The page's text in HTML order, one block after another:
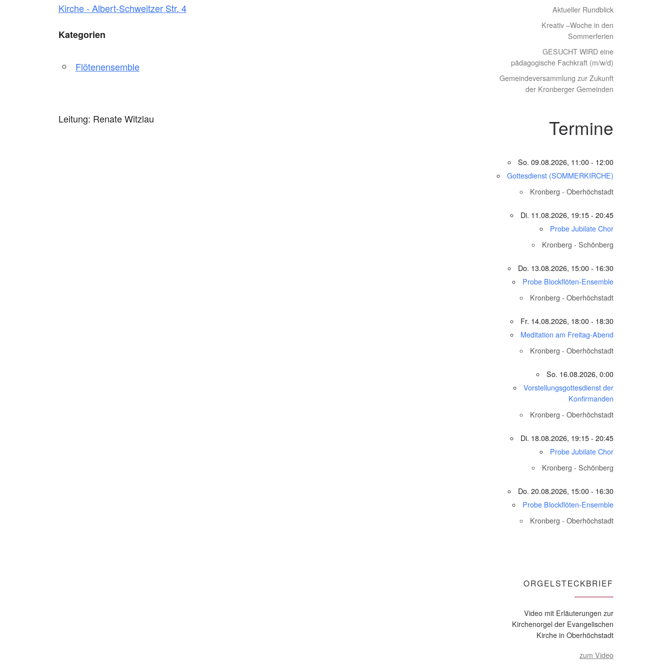
Kirche - Albert-Schweitzer Str. 4
Kategorien
Flötenensemble
Leitung: Renate Witzlau
Aktueller Rundblick
Kreativ –Woche in den
Sommerferien
GESUCHT WIRD eine
pädagogische Fachkraft (m/w/d)
Gemeindeversammlung zur Zukunft
der Kronberger Gemeinden
Termine
So. 09.08.2026, 11:00 - 12:00
Gottesdienst (SOMMERKIRCHE)
Kronberg - Oberhöchstadt
Di. 11.08.2026, 19:15 - 20:45
Probe Jubilate Chor
Kronberg - Schönberg
Do. 13.08.2026, 15:00 - 16:30
Probe Blockflöten-Ensemble
Kronberg - Oberhöchstadt
Fr. 14.08.2026, 18:00 - 18:30
Meditation am Freitag-Abend
Kronberg - Oberhöchstadt
So. 16.08.2026, 0:00
Vorstellungsgottesdienst der
Konfirmanden
Kronberg - Oberhöchstadt
Di. 18.08.2026, 19:15 - 20:45
Probe Jubilate Chor
Kronberg - Schönberg
Do. 20.08.2026, 15:00 - 16:30
Probe Blockflöten-Ensemble
Kronberg - Oberhöchstadt
ORGELSTECKBRIEF
Video mit Erläuterungen zur
Kirchenorgel der Evangelischen
Kirche in Oberhöchstadt
zum Video